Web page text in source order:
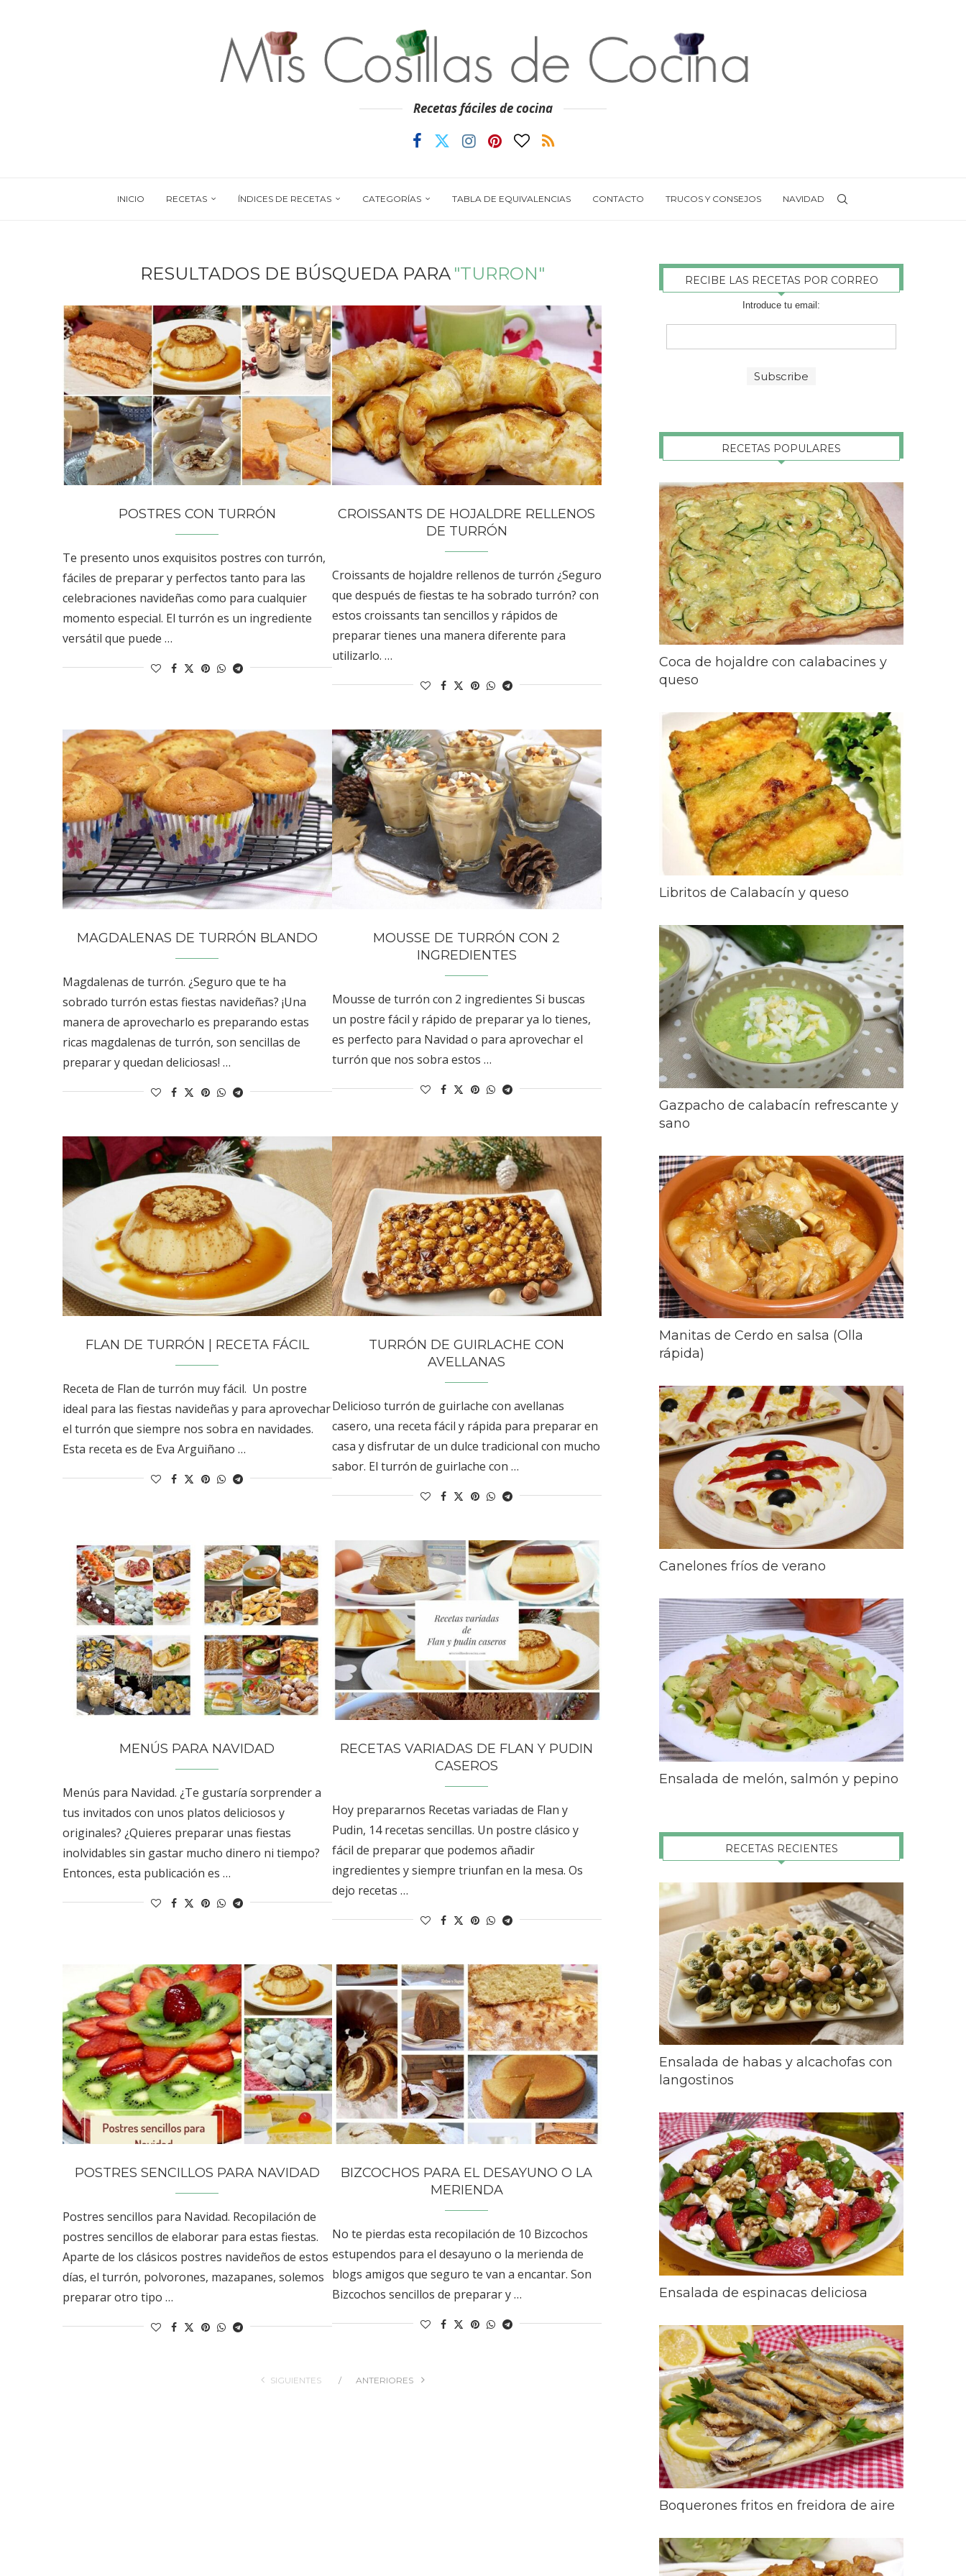
Recetas fáciles de cocina
INICIO RECETAS ÍNDICES DE RECETAS CATEGORÍAS TABLA DE EQUIVALENCIAS CONTACTO TRUCOS Y CONSEJOS NAVIDAD
RESULTADOS DE BÚSQUEDA PARA "TURRON"
POSTRES CON TURRÓN
Te presento unos exquisitos postres con turrón,
fáciles de preparar y perfectos tanto para las
celebraciones navideñas como para cualquier
momento especial. El turrón es un ingrediente
versátil que puede …
CROISSANTS DE HOJALDRE RELLENOS
DE TURRÓN
Croissants de hojaldre rellenos de turrón ¿Seguro
que después de fiestas te ha sobrado turrón? con
estos croissants tan sencillos y rápidos de
preparar tienes una manera diferente para
utilizarlo. …
MAGDALENAS DE TURRÓN BLANDO
Magdalenas de turrón. ¿Seguro que te ha
sobrado turrón estas fiestas navideñas? ¡Una
manera de aprovecharlo es preparando estas
ricas magdalenas de turrón, son sencillas de
preparar y quedan deliciosas! …
MOUSSE DE TURRÓN CON 2
INGREDIENTES
Mousse de turrón con 2 ingredientes Si buscas
un postre fácil y rápido de preparar ya lo tienes,
es perfecto para Navidad o para aprovechar el
turrón que nos sobra estos …
FLAN DE TURRÓN | RECETA FÁCIL
Receta de Flan de turrón muy fácil. Un postre
ideal para las fiestas navideñas y para aprovechar
el turrón que siempre nos sobra en navidades.
Esta receta es de Eva Arguiñano …
TURRÓN DE GUIRLACHE CON
AVELLANAS
Delicioso turrón de guirlache con avellanas
casero, una receta fácil y rápida para preparar en
casa y disfrutar de un dulce tradicional con mucho
sabor. El turrón de guirlache con …
MENÚS PARA NAVIDAD
Menús para Navidad. ¿Te gustaría sorprender a
tus invitados con unos platos deliciosos y
originales? ¿Quieres preparar unas fiestas
inolvidables sin gastar mucho dinero ni tiempo?
Entonces, esta publicación es …
RECETAS VARIADAS DE FLAN Y PUDIN
CASEROS
Hoy prepararnos Recetas variadas de Flan y
Pudin, 14 recetas sencillas. Un postre clásico y
fácil de preparar que podemos añadir
ingredientes y siempre triunfan en la mesa. Os
dejo recetas …
POSTRES SENCILLOS PARA NAVIDAD
Postres sencillos para Navidad. Recopilación de
postres sencillos de elaborar para estas fiestas.
Aparte de los clásicos postres navideños de estos
días, el turrón, polvorones, mazapanes, solemos
preparar otro tipo …
BIZCOCHOS PARA EL DESAYUNO O LA
MERIENDA
No te pierdas esta recopilación de 10 Bizcochos
estupendos para el desayuno o la merienda de
blogs amigos que seguro te van a encantar. Son
Bizcochos sencillos de preparar y …
SIGUIENTES ANTERIORES
RECIBE LAS RECETAS POR CORREO
Introduce tu email:
RECETAS POPULARES
Coca de hojaldre con calabacines y
queso
Libritos de Calabacín y queso
Gazpacho de calabacín refrescante y
sano
Manitas de Cerdo en salsa (Olla
rápida)
Canelones fríos de verano
Ensalada de melón, salmón y pepino
RECETAS RECIENTES
Ensalada de habas y alcachofas con
langostinos
Ensalada de espinacas deliciosa
Boquerones fritos en freidora de aire